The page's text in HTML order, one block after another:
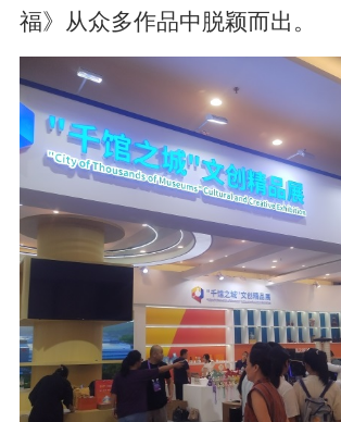
福》从众多作品中脱颖而出。